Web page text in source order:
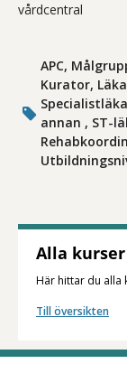
vårdcentral
APC,
Kurator,
annan , ST-
Alla kurser
Här hittar du alla
Till översikten